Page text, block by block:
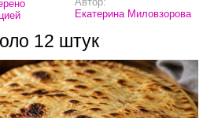
Екатерина Миловзорова
12 штук